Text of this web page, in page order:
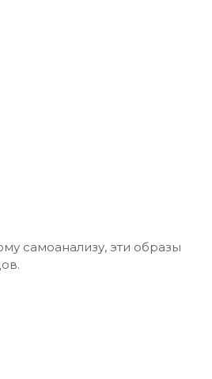
самоанализу, эти образы